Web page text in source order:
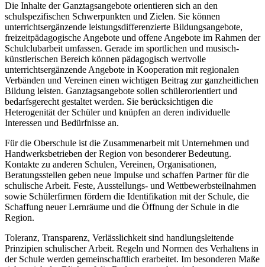
Die Inhalte der Ganztagsangebote orientieren sich an den
schulspezifischen Schwerpunkten und Zielen. Sie können
unterrichtsergänzende leistungsdifferenzierte Bildungsangebote,
freizeitpädagogische Angebote und offene Angebote im Rahmen der
Schulclubarbeit umfassen. Gerade im sportlichen und musisch-
künstlerischen Bereich können pädagogisch wertvolle
unterrichtsergänzende Angebote in Kooperation mit regionalen
Verbänden und Vereinen einen wichtigen Beitrag zur ganzheitlichen
Bildung leisten. Ganztagsangebote sollen schülerorientiert und
bedarfsgerecht gestaltet werden. Sie berücksichtigen die
Heterogenität der Schüler und knüpfen an deren individuelle
Interessen und Bedürfnisse an.
Für die Oberschule ist die Zusammenarbeit mit Unternehmen und
Handwerksbetrieben der Region von besonderer Bedeutung.
Kontakte zu anderen Schulen, Vereinen, Organisationen,
Beratungsstellen geben neue Impulse und schaffen Partner für die
schulische Arbeit. Feste, Ausstellungs- und Wettbewerbsteilnahmen
sowie Schülerfirmen fördern die Identifikation mit der Schule, die
Schaffung neuer Lernräume und die Öffnung der Schule in die
Region.
Toleranz, Transparenz, Verlässlichkeit sind handlungsleitende
Prinzipien schulischer Arbeit. Regeln und Normen des Verhaltens in
der Schule werden gemeinschaftlich erarbeitet. Im besonderen Maße